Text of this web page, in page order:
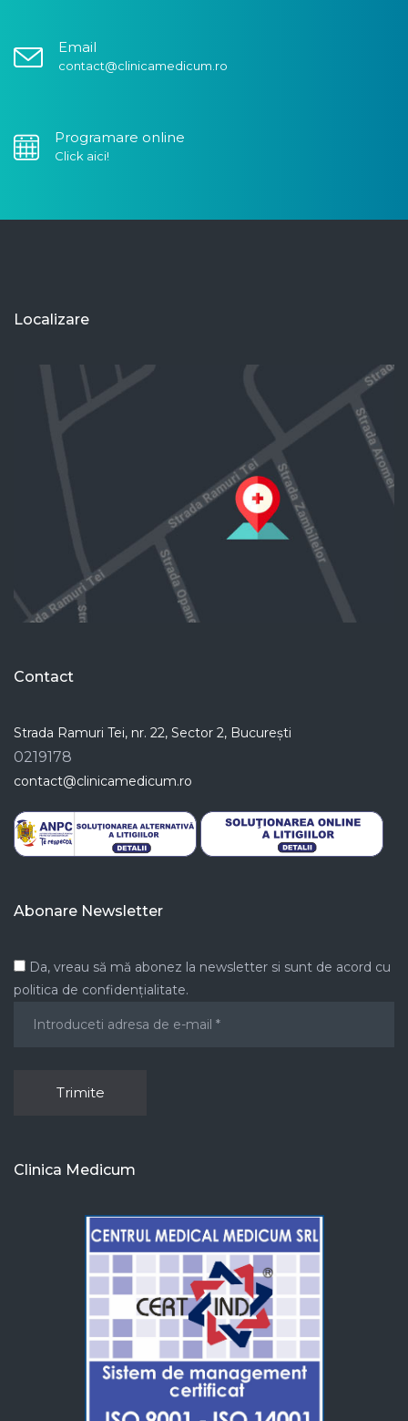
Email
contact@clinicamedicum.ro
Programare online
Click aici!
Localizare
Contact
Strada Ramuri Tei, nr. 22, Sector 2, București
0219178
contact@clinicamedicum.ro
Abonare Newsletter
Da, vreau să mă abonez la newsletter si sunt de acord cu
politica de confidențialitate.
Clinica Medicum